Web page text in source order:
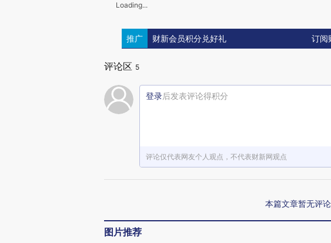
Loading...
推广 财新会员积分兑好礼 订阅
评论区 5
登录后发表评论得积分
评论仅代表网友个人观点，不代表财新网观点
本篇文章暂无评论
图片推荐